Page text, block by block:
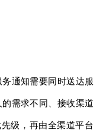
通知需要同时送达服
需求不同、接收渠道
级，再由全渠道平台